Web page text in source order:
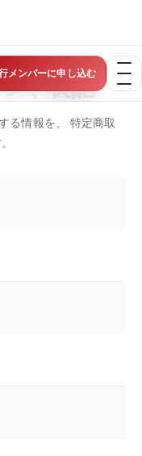
メンバーに申し込む
く表記
る情報を、 特定商取